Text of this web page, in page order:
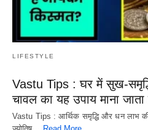
LIFESTYLE
Vastu Tips : घर में सुख-
चावल का यह उपाय माना
Vastu Tips : आर्थिक समृद्धि और धन लाभ